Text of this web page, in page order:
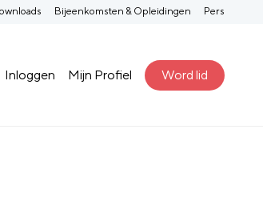
Inloggen Mijn Profiel Word lid
Bijeenkomsten & Opleidingen Pers